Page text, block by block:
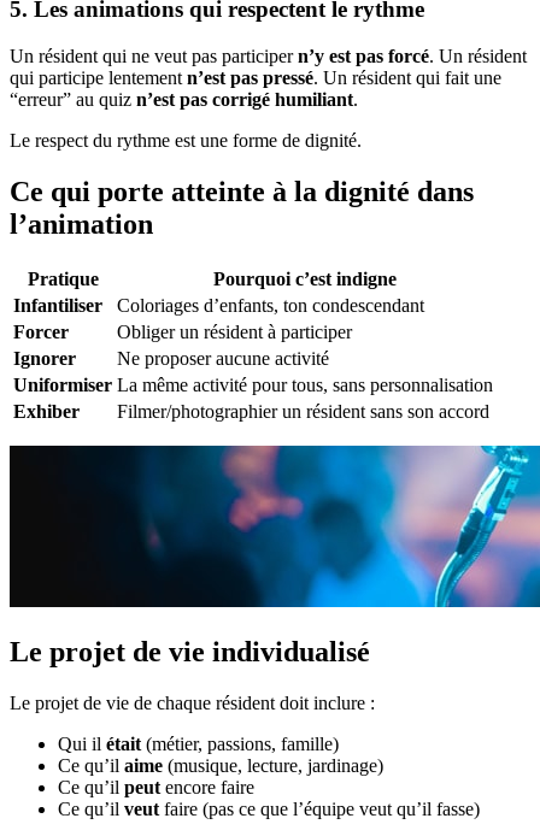
5. Les animations qui respectent le rythme
Un résident qui ne veut pas participern’y est pas forcé. Un résident
qui participe lentement n’est pas pressé. Un résident qui fait une
“erreur” au quiz n’est pas corrigé humiliant.
Le respect du rythme est une forme de dignité.
Ce qui porte atteinte à la dignité dans
l’animation
Pratique
Pourquoi c’est indigne
Infantiliser
Coloriages d’enfants, ton condescendant
Forcer
Obliger un résident à participer
Ignorer
Ne proposer aucune activité
Uniformiser La même activité pour tous, sans personnalisation
Exhiber
Filmer/photographier un résident sans son accord
Le projet de vie individualisé
Le projet de vie de chaque résident doit inclure :
Qui il était (métier, passions, famille)
Ce qu’il aime (musique, lecture, jardinage)
Ce qu’il peut encore faire
Ce qu’il veut faire (pas ce que l’équipe veut qu’il fasse)